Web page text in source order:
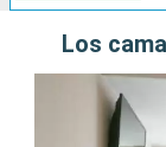
Los